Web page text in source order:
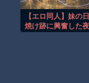
【動画】新型の
【謎】広島県が
【エロ同人】妹の日
焼け跡に興奮した夜